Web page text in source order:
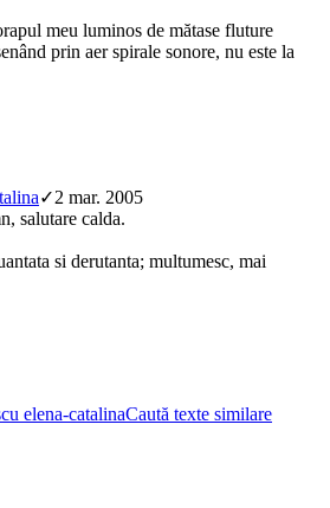
meu luminos de mătase fluture
prin aer spirale sonore, nu este la
✓2 mar. 2005
salutare calda.
si derutanta; multumesc, mai
elena-catalinaCaută texte similare